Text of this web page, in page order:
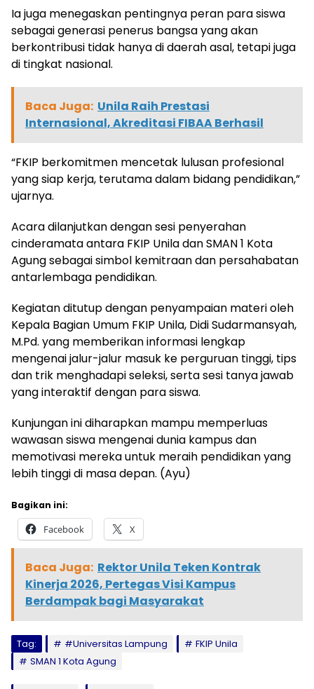
Ia juga menegaskan pentingnya peran para siswa
sebagai generasi penerus bangsa yang akan
berkontribusi tidak hanya di daerah asal, tetapi juga
di tingkat nasional.
Baca Juga: Unila Raih Prestasi
Internasional, Akreditasi FIBAA Berhasil
“FKIP berkomitmen mencetak lulusan profesional
yang siap kerja, terutama dalam bidang pendidikan,”
ujarnya.
Acara dilanjutkan dengan sesi penyerahan
cinderamata antara FKIP Unila dan SMAN 1 Kota
Agung sebagai simbol kemitraan dan persahabatan
antarlembaga pendidikan.
Kegiatan ditutup dengan penyampaian materi oleh
Kepala Bagian Umum FKIP Unila, Didi Sudarmansyah,
M.Pd. yang memberikan informasi lengkap
mengenai jalur-jalur masuk ke perguruan tinggi, tips
dan trik menghadapi seleksi, serta sesi tanya jawab
yang interaktif dengan para siswa.
Kunjungan ini diharapkan mampu memperluas
wawasan siswa mengenai dunia kampus dan
memotivasi mereka untuk meraih pendidikan yang
lebih tinggi di masa depan. (Ayu)
Bagikan ini:
Facebook X
Baca Juga: Rektor Unila Teken Kontrak
Kinerja 2026, Pertegas Visi Kampus
Berdampak bagi Masyarakat
Tag: #Universitas Lampung
FKIP Unila
SMAN 1 Kota Agung